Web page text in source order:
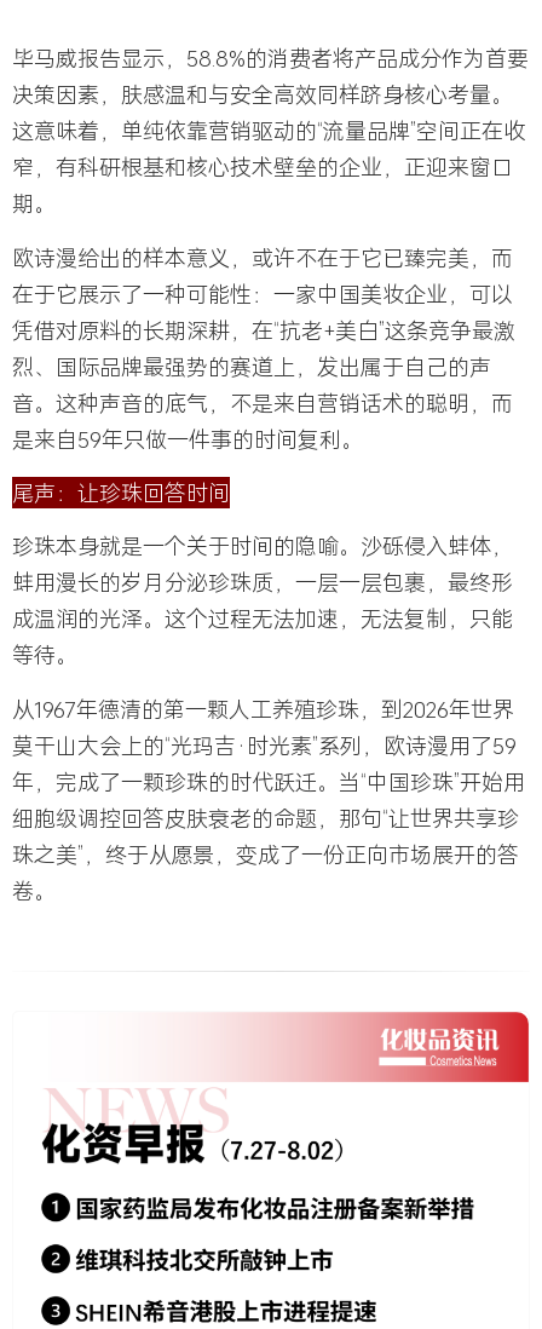
毕马威报告显示，58.8%的消费者将产品成分作为首要
决策因素，肤感温和与安全高效同样跻身核心考量。
这意味着，单纯依靠营销驱动的“流量品牌”空间正在收
窄，有科研根基和核心技术壁垒的企业，正迎来窗口
期。
欧诗漫给出的样本意义，或许不在于它已臻完美，而
在于它展示了一种可能性：一家中国美妆企业，可以
凭借对原料的长期深耕，在“抗老+美白”这条竞争最激
烈、国际品牌最强势的赛道上，发出属于自己的声
音。这种声音的底气，不是来自营销话术的聪明，而
是来自59年只做一件事的时间复利。
尾声：让珍珠回答时间
珍珠本身就是一个关于时间的隐喻。沙砾侵入蚌体，
蚌用漫长的岁月分泌珍珠质，一层一层包裹，最终形
成温润的光泽。这个过程无法加速，无法复制，只能
等待。
从1967年德清的第一颗人工养殖珍珠，到2026年世界
莫干山大会上的“光玛吉·时光素”系列，欧诗漫用了59
年，完成了一颗珍珠的时代跃迁。当“中国珍珠”开始用
细胞级调控回答皮肤衰老的命题，那句“让世界共享珍
珠之美”，终于从愿景，变成了一份正向市场展开的答
卷。